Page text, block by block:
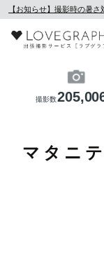
【お知らせ】撮影時の暑さ
撮影数
マタニ